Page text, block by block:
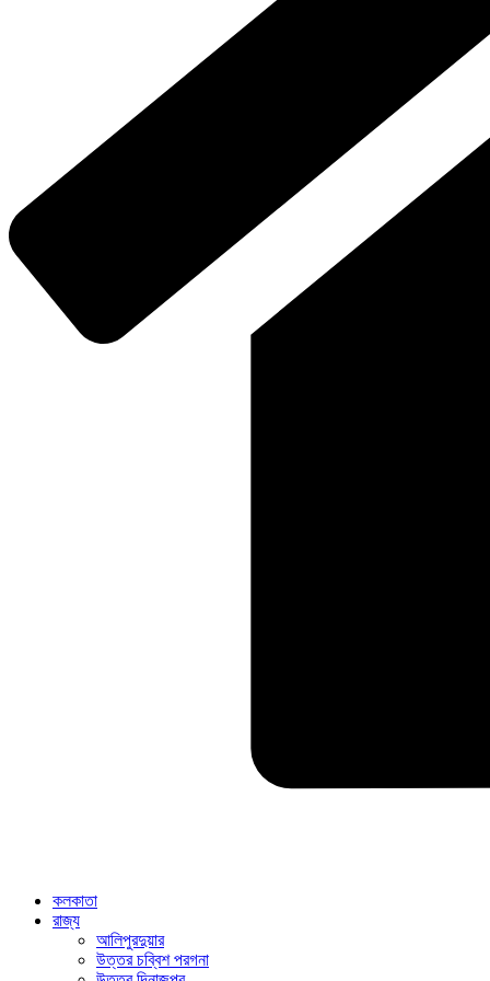
কলকাতা
রাজ্য
আলিপুরদুয়ার
উত্তর চব্বিশ পরগনা